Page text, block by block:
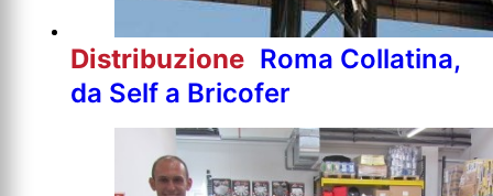
Distribuzione Roma Collatina,
da Self a Bricofer